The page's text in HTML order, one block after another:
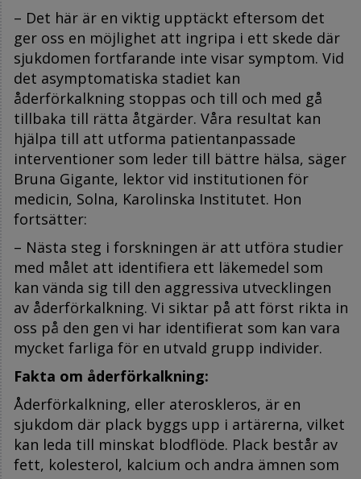
– Det här är en viktig upptäckt eftersom det
ger oss en möjlighet att ingripa i ett skede där
sjukdomen fortfarande inte visar symptom. Vid
det asymptomatiska stadiet kan
åderförkalkning stoppas och till och med gå
tillbaka till rätta åtgärder. Våra resultat kan
hjälpa till att utforma patientanpassade
interventioner som leder till bättre hälsa, säger
Bruna Gigante, lektor vid institutionen för
medicin, Solna, Karolinska Institutet. Hon
fortsätter:
– Nästa steg i forskningen är att utföra studier
med målet att identifiera ett läkemedel som
kan vända sig till den aggressiva utvecklingen
av åderförkalkning. Vi siktar på att först rikta in
oss på den gen vi har identifierat som kan vara
mycket farliga för en utvald grupp individer.
Fakta om åderförkalkning:
Åderförkalkning, eller ateroskleros, är en
sjukdom där plack byggs upp i artärerna, vilket
kan leda till minskat blodflöde. Plack består av
fett, kolesterol, kalcium och andra ämnen som